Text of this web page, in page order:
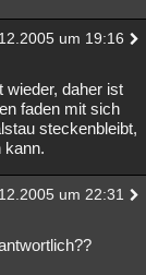
um 19:16
wieder, daher ist
faden mit sich
steckenbleibt,
kann.
um 22:31